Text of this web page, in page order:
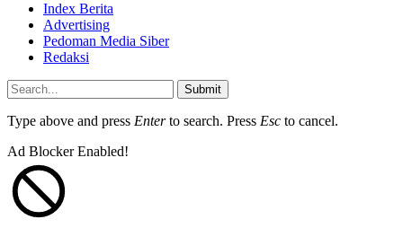
Index Berita
Advertising
Pedoman Media Siber
Redaksi
Submit
Type above and press Enterto search. Press Esc to cancel.
Ad Blocker Enabled!